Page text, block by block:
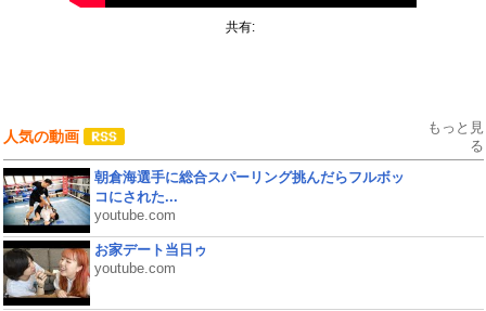
共有:
人気の動画
もっと見
る
朝倉海選手に総合スパーリング挑んだらフルボッ
コにされた...
youtube.com
お家デート当日ゥ
youtube.com